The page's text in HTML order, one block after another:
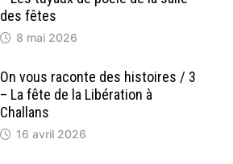
des fêtes
8 mai 2026
On vous raconte des histoires / 3
– La fête de la Libération à
Challans
16 avril 2026